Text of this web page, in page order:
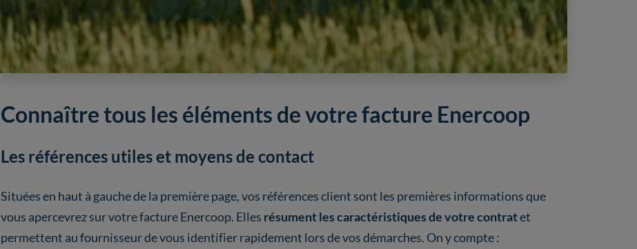
Connaître tous les éléments de votre facture Enercoop
Les références utiles et moyens de contact
Situées en haut à gauche de la première page, vos références client sont les premières informations que
vous apercevrez sur votre facture Enercoop. Elles résument les caractéristiques de votre contratet
permettent au fournisseur de vous identifier rapidement lors de vos démarches. On y compte :